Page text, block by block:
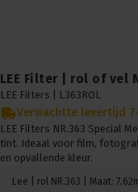
LEE Filter | rol of vel
LEE Filters | L363ROL
Verwachtte levertijd
LEE Filters NR.363 Special
tint. Ideaal voor film,
en opvallende kleur.
Lee | rol NR.363 | Maat: